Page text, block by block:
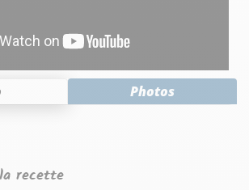
Photos
recette